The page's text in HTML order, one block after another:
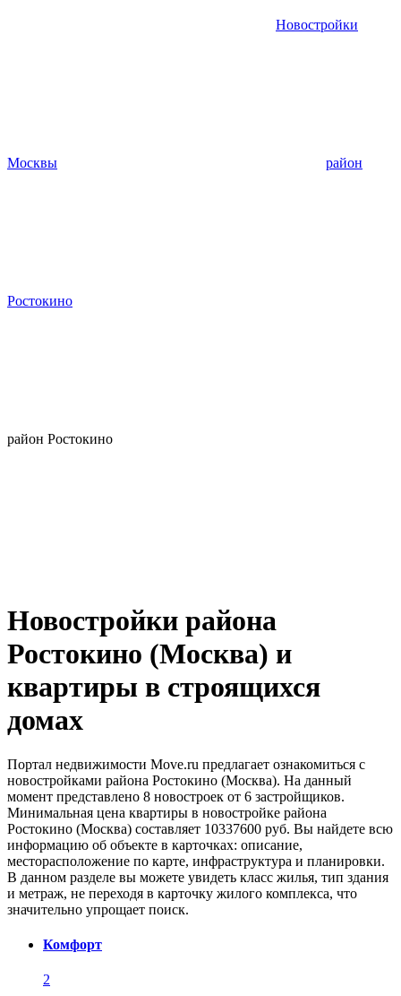
Новостройки
Москвы район
Ростокино
район Ростокино
Новостройки района
Ростокино (Москва) и
квартиры в строящихся
домах
Портал недвижимости Move.ru предлагает ознакомиться с
новостройками района Ростокино (Москва). На данный
момент представлено 8 новостроек от 6 застройщиков.
Минимальная цена квартиры в новостройке района
Ростокино (Москва) составляет 10337600 руб. Вы найдете всю
информацию об объекте в карточках: описание,
месторасположение по карте, инфраструктура и планировки.
В данном разделе вы можете увидеть класс жилья, тип здания
и метраж, не переходя в карточку жилого комплекса, что
значительно упрощает поиск.
Комфорт
2